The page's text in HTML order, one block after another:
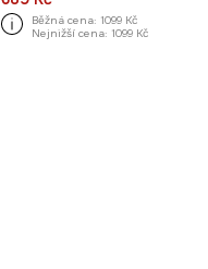
Běžná cena: 1099 Kč
Nejnižší cena: 1099 Kč